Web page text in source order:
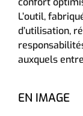
L’outil,
d’utilisation,
auxquels
EN IMAGE